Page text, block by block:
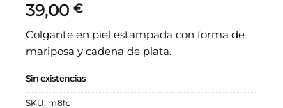
39,00 €
Colgante en piel estampada con forma de
mariposa y cadena de plata.
Sin existencias
SKU: m8fc